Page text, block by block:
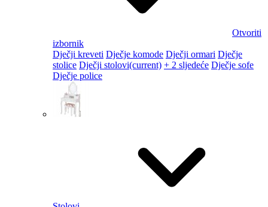
Otvoriti
izbornik
Dječji kreveti Dječje komode Dječji ormari Dječje
stolice Dječji stolovi(current) + 2 sljedeće Dječje sofe
Dječje police